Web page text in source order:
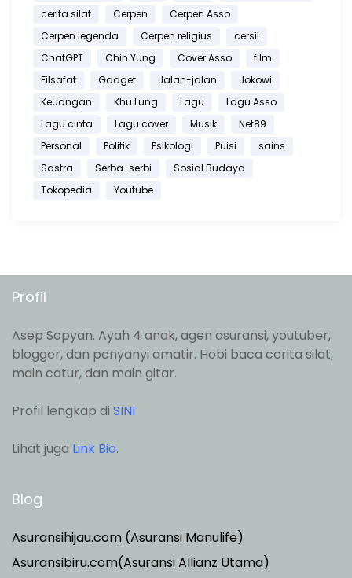
cerita silat
Cerpen
Cerpen Asso
Cerpen legenda
Cerpen religius
cersil
ChatGPT
Chin Yung Cover Asso
film
Filsafat
Gadget Jalan-jalan
Jokowi
Keuangan
Khu Lung Lagu
Lagu Asso
Lagu cinta
Lagu cover Musik
Net89
Personal
Politik Psikologi Puisi
sains
Sastra
Serba-serbi
Sosial Budaya
Tokopedia
Youtube
Profil
Asep Sopyan. Ayah 4 anak, agen asuransi, youtuber,
blogger, dan penyanyi amatir. Hobi baca cerita silat,
main catur, dan main gitar.
Profil lengkap di SINI
Lihat juga Link Bio.
Blog
Asuransihijau.com (Asuransi Manulife)
Asuransibiru.com(Asuransi Allianz Utama)